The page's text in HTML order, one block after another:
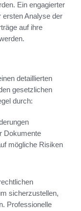
Ein engagierter
ersten Analyse der
auf ihre
detaillierten
gesetzlichen
durch:
Dokumente
mögliche Risiken
sicherzustellen,
Professionelle